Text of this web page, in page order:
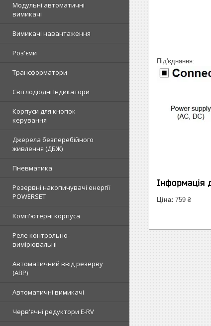
Модульні автоматичні
вимикачі
Вимикачі навантаження
Роз'єми
Трансформатори
Світлодіодні Індикатори
Корпуси для кнопок
керування
Джерела безперебійного
живлення (ДБЖ)
Пневматика
Резервні накопичувачі енергії
POWERSET
Комп'ютерні корпуса
Реле контрольно-
вимірювальні
Автоматичний ввід резерву
(АВР)
Автоматичні вимикачі
Черв'ячні редуктори E-RV
Під'єднання:
Інформація
Ціна: 759 ₴